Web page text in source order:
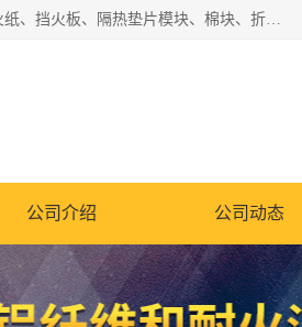
1260卷毡针刺毯，1360标准高纯高铝毯，1430度低锆锆铝含锆毯，普通挡渣棉卷毡，防火纸、挡火板、隔热垫片模块、棉块、折叠块、散棉高温固化剂价格规格密度多少钱图片视频立方平米参数指标
公司介绍 公司动态